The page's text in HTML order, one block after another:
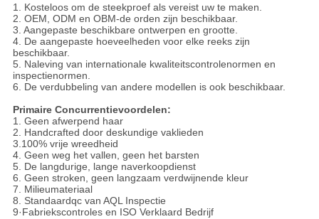
1. Kosteloos om de steekproef als vereist uw te maken.
2. OEM, ODM en OBM-de orden zijn beschikbaar.
3. Aangepaste beschikbare ontwerpen en grootte.
4. De aangepaste hoeveelheden voor elke reeks zijn
beschikbaar.
5. Naleving van internationale kwaliteitscontrolenormen en
inspectienormen.
6. De verdubbeling van andere modellen is ook beschikbaar.
Primaire Concurrentievoordelen:
1. Geen afwerpend haar
2. Handcrafted door deskundige vaklieden
3.100% vrije wreedheid
4. Geen weg het vallen, geen het barsten
5. De langdurige, lange naverkoopdienst
6. Geen stroken, geen langzaam verdwijnende kleur
7. Milieumateriaal
8. Standaardqc van AQL Inspectie
9·Fabriekscontroles en ISO Verklaard Bedrijf